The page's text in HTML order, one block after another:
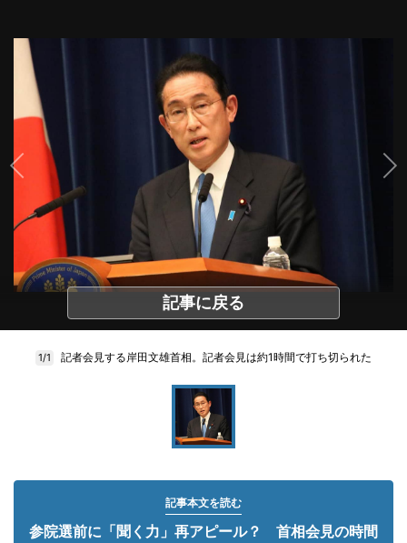
記事に戻る
1/1 記者会見する岸田文雄首相。記者会見は約1時間で打ち切られた
記事本文を読む
参院選前に「聞く力」再アピール？ 首相会見の時間